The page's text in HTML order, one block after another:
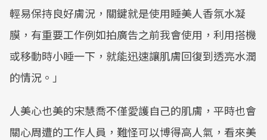
輕易保持良好膚況，關鍵就是使用睡美人香氛水凝
膜，有重要工作例如拍廣告之前我會使用，利用搭機
或移動時小睡一下，就能迅速讓肌膚回復到透亮水潤
的情況。」
人美心也美的宋慧喬不僅愛護自己的肌膚，平時也會
關心周遭的工作人員，難怪可以博得高人氣，看來美